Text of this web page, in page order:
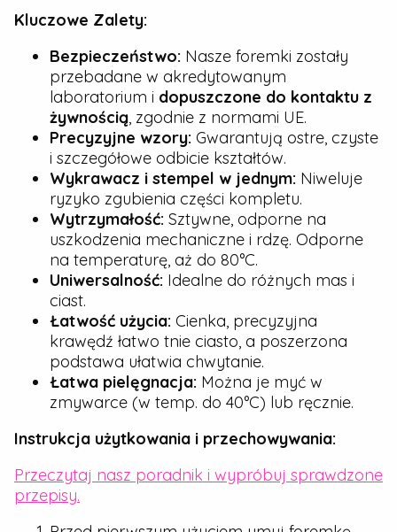
Kluczowe Zalety:
Bezpieczeństwo: Nasze foremki zostały
przebadane w akredytowanym
laboratorium i dopuszczone do kontaktu z
żywnością, zgodnie z normami UE.
Precyzyjne wzory: Gwarantują ostre, czyste
i szczegółowe odbicie kształtów.
Wykrawacz i stempel w jednym: Niweluje
ryzyko zgubienia części kompletu.
Wytrzymałość: Sztywne, odporne na
uszkodzenia mechaniczne i rdzę. Odporne
na temperaturę, aż do 80°C.
Uniwersalność: Idealne do różnych mas i
ciast.
Łatwość użycia: Cienka, precyzyjna
krawędź łatwo tnie ciasto, a poszerzona
podstawa ułatwia chwytanie.
Łatwa pielęgnacja: Można je myć w
zmywarce (w temp. do 40°C) lub ręcznie.
Instrukcja użytkowania i przechowywania:
Przeczytaj nasz poradnik i wypróbuj sprawdzone
przepisy.